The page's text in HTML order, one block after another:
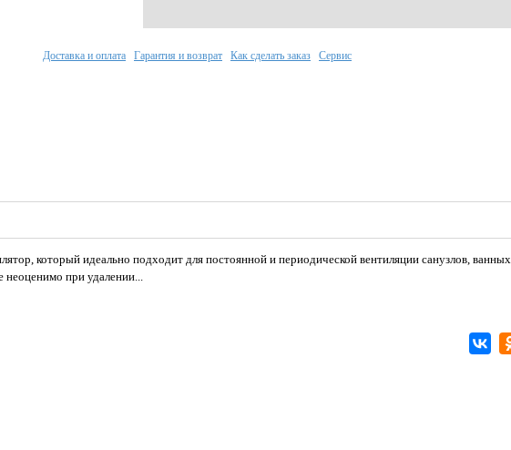
который идеально подходит для постоянной и периодической вентиляции санузлов, ванных
при удалении...
Доставка и оплата Гарантия и возврат Как сделать заказ Сервис